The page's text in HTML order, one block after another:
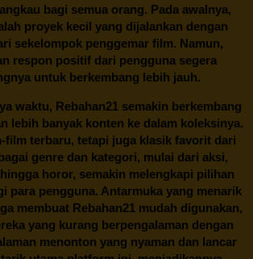
bagi semua orang. Pada awalnya,
proyek kecil yang dijalankan dengan
sekelompok penggemar film. Namun,
respon positif dari pengguna segera
untuk berkembang lebih jauh.
waktu, Rebahan21 semakin berkembang
lebih banyak konten ke dalam koleksinya.
film terbaru, tetapi juga klasik favorit dari
genre dan kategori, mulai dari aksi,
horor, semakin melengkapi pilihan
para pengguna. Antarmuka yang menarik
membuatRebahan21mudah digunakan,
yang kurang berpengalaman dengan
menonton yang nyaman dan lancar